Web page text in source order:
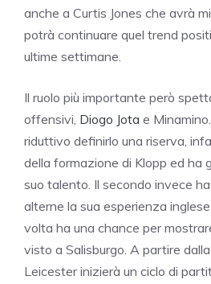
anche a Curtis Jones che avrà
potrà continuare quel trend
ultime settimane.
Il ruolo più importante però
offensivi, Diogo Jota e
riduttivo definirlo una riserva,
della formazione di Klopp ed ha
suo talento. Il secondo invece
alterne la sua esperienza
volta ha una chance per
visto a Salisburgo. A partire
Leicester inizierà un ciclo di